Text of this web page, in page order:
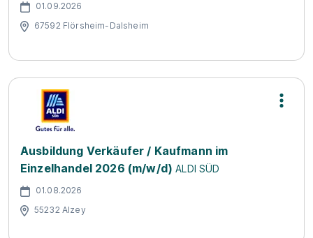
01.09.2026
67592 Flörsheim-Dalsheim
Ausbildung Verkäufer / Kaufmann im
Einzelhandel 2026 (m/w/d) ALDI SÜD
01.08.2026
55232 Alzey